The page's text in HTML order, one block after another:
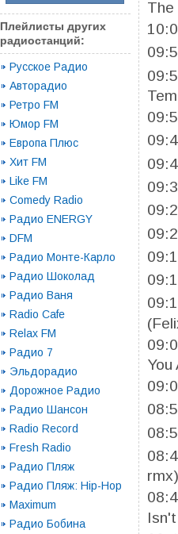
Плейлисты других
радиостанций:
Русское Радио
Авторадио
Ретро FM
Юмор FM
Европа Плюс
Хит FM
Like FM
Comedy Radio
Радио ENERGY
DFM
Радио Монте-Карло
Радио Шоколад
Радио Ваня
Radio Cafe
Relax FM
Радио 7
Эльдорадио
Дорожное Радио
Радио Шансон
Radio Record
Fresh Radio
Радио Пляж
Радио Пляж: Hip-Hop
Maximum
Радио Бобина
The
rmx)